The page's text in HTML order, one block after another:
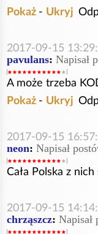
Pokaż - Ukryj
2017-09-15
pavulans: Napisał
A może trzeba
Pokaż - Ukryj
2017-09-15
neon: Napisał
Cała Polska z
2017-09-15
chrząszcz: Napisał